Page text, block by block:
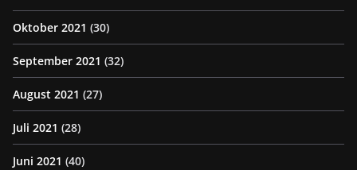
Oktober 2021 (30)
September 2021 (32)
August 2021 (27)
Juli 2021 (28)
Juni 2021 (40)